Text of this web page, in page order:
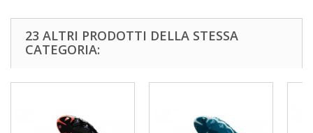
23 ALTRI PRODOTTI DELLA STESSA
CATEGORIA: